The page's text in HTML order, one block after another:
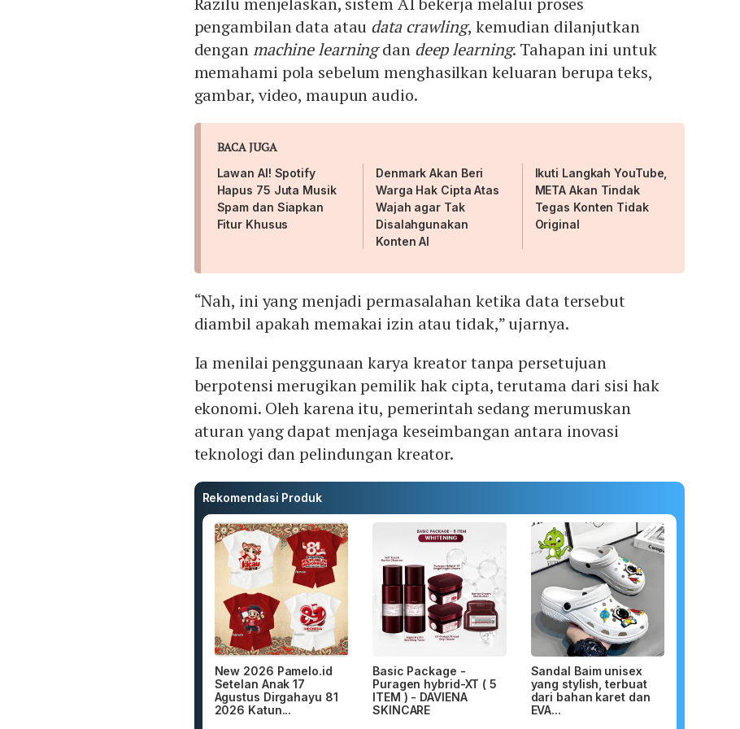
pengambilan data atau data crawling, kemudian dilanjutkan
denganmachine learningdan deep learning. Tahapan ini untuk
memahami pola sebelum menghasilkan keluaran berupa teks,
gambar, video, maupun audio.
BACA JUGA
Lawan AI! Spotify
Hapus 75 Juta Musik
Spam dan Siapkan
Fitur Khusus
Denmark Akan Beri
Warga Hak Cipta Atas
Wajah agar Tak
Disalahgunakan
Konten AI
Ikuti Langkah YouTube,
META Akan Tindak
Tegas Konten Tidak
Original
“Nah, ini yang menjadi permasalahan ketika data tersebut
diambil apakah memakai izin atau tidak,” ujarnya.
Ia menilai penggunaan karya kreator tanpa persetujuan
berpotensi merugikan pemilik hak cipta, terutama dari sisi hak
ekonomi. Oleh karena itu, pemerintah sedang merumuskan
aturan yang dapat menjaga keseimbangan antara inovasi
teknologi dan pelindungan kreator.
Rekomendasi Produk
New 2026 Pamelo.id
Setelan Anak 17
Agustus Dirgahayu 81
2026 Katun...
Basic Package -
Puragen hybrid-XT ( 5
ITEM ) - DAVIENA
SKINCARE
Sandal Baim unisex
yang stylish, terbuat
dari bahan karet dan
EVA...